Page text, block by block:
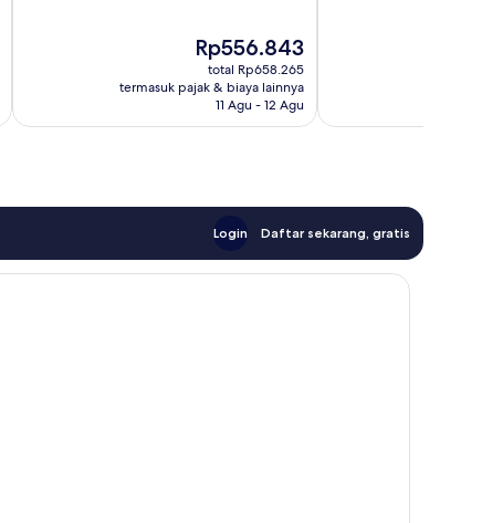
Harga
sekarang
Rp556.843
Rp556.843
total Rp658.265
termasuk pajak & biaya lainnya
11 Agu - 12 Agu
Login Daftar sekarang, gratis